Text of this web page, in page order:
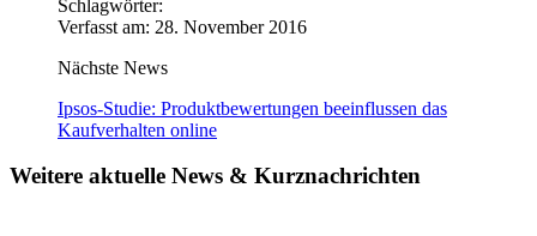
Schlagwörter:
Verfasst am: 28. November 2016
Nächste News
Ipsos-Studie: Produktbewertungen beeinflussen das
Kaufverhalten online
Weitere aktuelle News & Kurznachrichten